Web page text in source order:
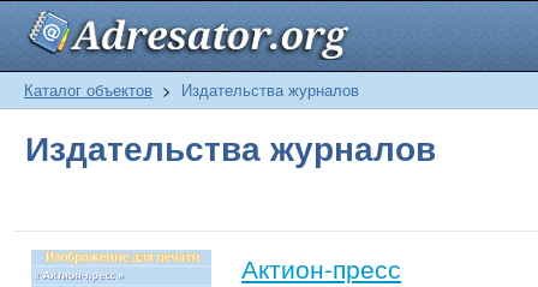
Каталог объектов > Издательства журналов
Издательства журналов
Актион-пресс